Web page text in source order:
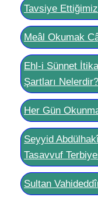
Tavsiye
Meâl Okumak
Ehl-i Sünnet
Şartları Nelerdir?
Her Gün
Seyyid
Tasavvuf
Sultan